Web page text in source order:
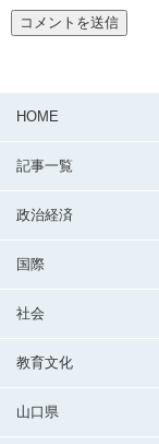
HOME
記事一覧
政治経済
国際
社会
教育文化
山口県